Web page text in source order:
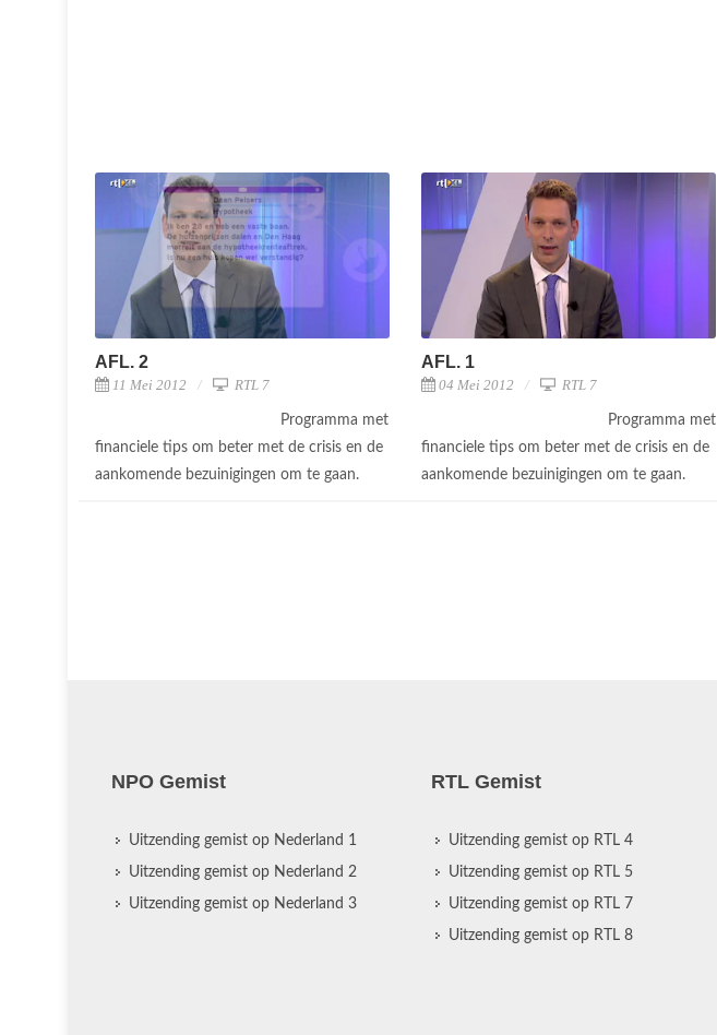
AFL. 2
11 Mei 2012 RTL 7
Programma met
financiele tips om beter met de crisis en de
aankomende bezuinigingen om te gaan.
AFL. 1
04 Mei 2012 RTL 7
Programma met
financiele tips om beter met de crisis en de
aankomende bezuinigingen om te gaan.
NPO Gemist
Uitzending gemist op Nederland 1
Uitzending gemist op Nederland 2
Uitzending gemist op Nederland 3
RTL Gemist
Uitzending gemist op RTL 4
Uitzending gemist op RTL 5
Uitzending gemist op RTL 7
Uitzending gemist op RTL 8